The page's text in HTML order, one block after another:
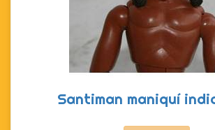
Santiman maniquí